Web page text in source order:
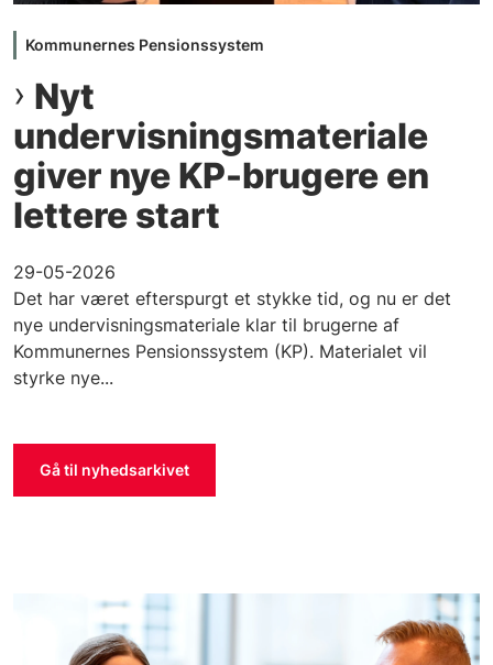
Kommunernes Pensionssystem
Nyt
undervisningsmateriale
giver nye KP-brugere en
lettere start
29-05-2026
Det har været efterspurgt et stykke tid, og nu er det
nye undervisningsmateriale klar til brugerne af
Kommunernes Pensionssystem (KP). Materialet vil
styrke nye...
Gå til nyhedsarkivet